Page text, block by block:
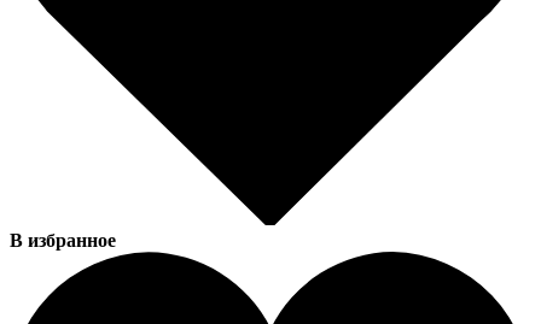
В избранное